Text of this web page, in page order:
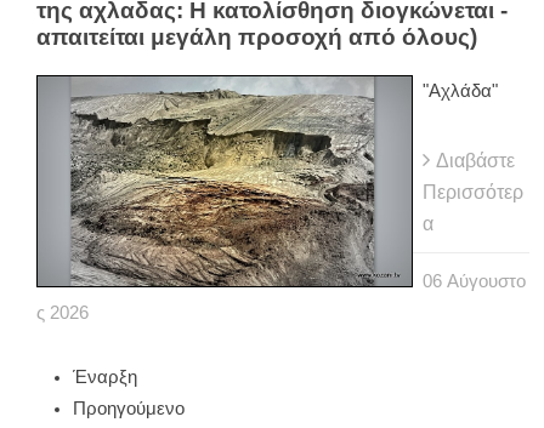
της αχλαδας: Η κατολίσθηση διογκώνεται -
απαιτείται μεγάλη προσοχή από όλους)
"Αχλάδα"
Διαβάστε
Περισσότερ
α
06 Αύγουστο
ς 2026
Έναρξη
Προηγούμενο